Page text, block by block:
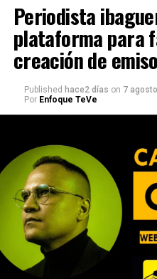
Periodista
plataforma para
creación de
Published hace2 días on 7
Por Enfoque TeVe